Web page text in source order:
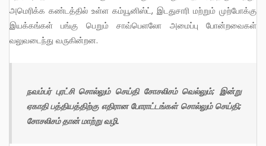
அமெரிக்க கண்டத்தில் உள்ள கம்யூனிஸ்ட், இடதுசாரி மற்றும் முற்போக்கு
இயக்கங்கள் பங்கு பெறும் சாவ்பெளலோ அமைப்பு போன்றவைகள்
வலுவடைந்து வருகின்றன.
நவம்பர் புரட்சி சொல்லும் செய்தி சோசலிசம் வெல்லும்; இன்று
ஏகாதி பத்தியத்திற்கு எதிரான போராட்டங்கள் சொல்லும் செய்தி;
சோசலிசம் தான் மாற்று வழி.